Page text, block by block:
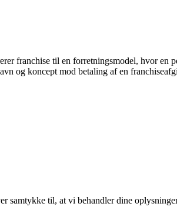
franchise til en forretningsmodel, hvor en
og koncept mod betaling af en
til, at vi behandler dine